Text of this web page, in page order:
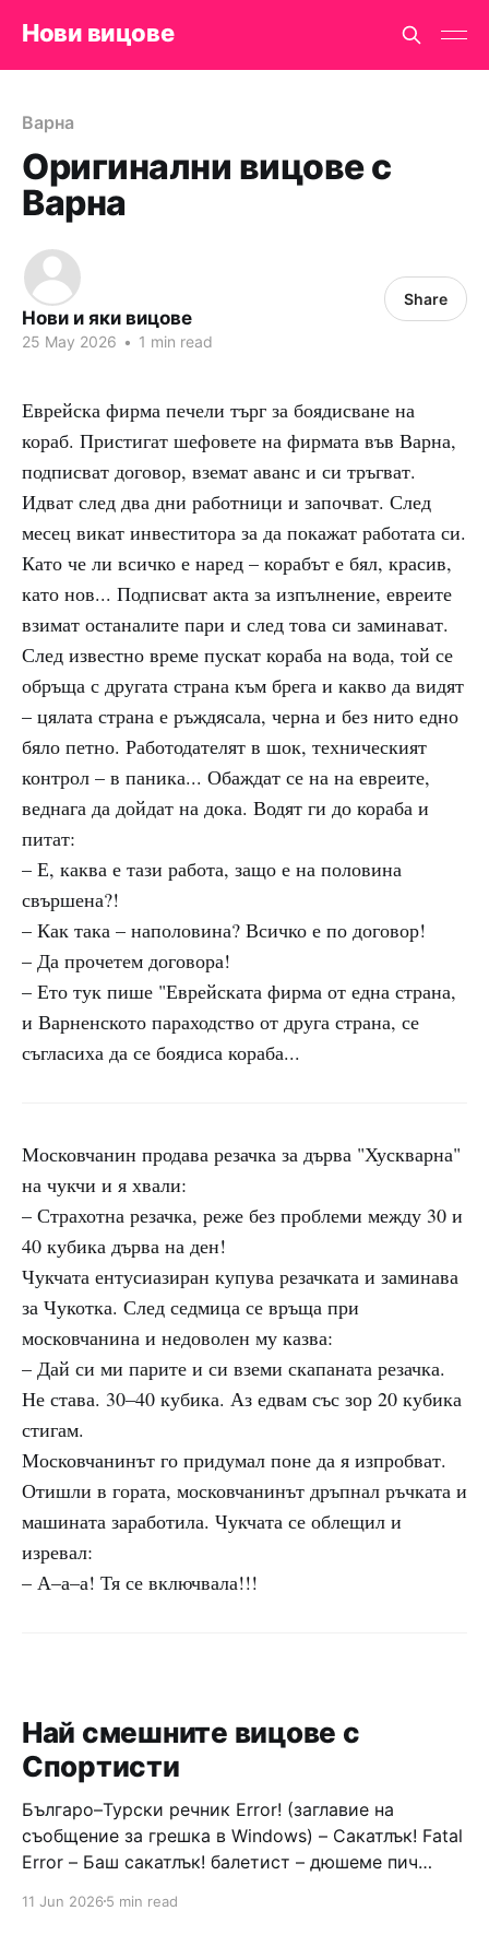
Нови вицове
Варна
Оригинални вицове с
Варна
Нови и яки вицове
25 May 2026 • 1 min read
Share
Еврейска фирма печели търг за боядисване на
кораб. Пристигат шефовете на фирмата във Варна,
подписват договор, вземат аванс и си тръгват.
Идват след два дни работници и започват. След
месец викат инвеститора за да покажат работата си.
Като че ли всичко е наред – корабът е бял, красив,
като нов... Подписват акта за изпълнение, евреите
взимат останалите пари и след това си заминават.
След известно време пускат кораба на вода, той се
обръща с другата страна към брега и какво да видят
– цялата страна е ръждясала, черна и без нито едно
бяло петно. Работодателят в шок, техническият
контрол – в паника... Обаждат се на на евреите,
веднага да дойдат на дока. Водят ги до кораба и
питат:
– Е, каква е тази работа, защо е на половина
свършена?!
– Как така – наполовина? Всичко е по договор!
– Да прочетем договора!
– Ето тук пише "Еврейската фирма от една страна,
и Варненското параходство от друга страна, се
съгласиха да се боядиса кораба...
Московчанин продава резачка за дърва "Хускварна"
на чукчи и я хвали:
– Страхотна резачка, реже без проблеми между 30 и
40 кубика дърва на ден!
Чукчата ентусиазиран купува резачката и заминава
за Чукотка. След седмица се връща при
московчанина и недоволен му казва:
– Дай си ми парите и си вземи скапаната резачка.
Не става. 30–40 кубика. Аз едвам със зор 20 кубика
стигам.
Московчанинът го придумал поне да я изпробват.
Отишли в гората, московчанинът дръпнал ръчката и
машината заработила. Чукчата се облещил и
изревал:
– А–а–а! Тя се включвала!!!
Най смешните вицове с
Спортисти
Българо–Турски речник Error! (заглавие на
съобщение за грешка в Windows) – Сакатлък! Fatal
Error – Баш сакатлък! балетист – дюшеме пич
Война и мир – Патаклама и рахатлък Cancel –
11 Jun 2026 5 min read